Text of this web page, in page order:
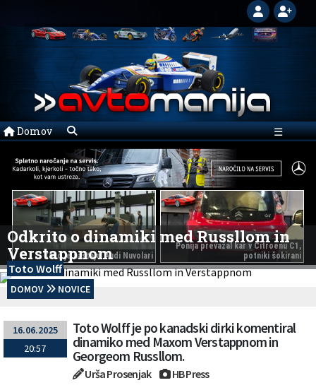
Domov ☰
Kako je nastajal Audi Nuvolari
Ponija prevažal kar v Citroenu C1,
potniki šokirani
DOMOV NOVICE
Odkrito o dinamiki med Russllom in
Verstappnom
Toto Wolff
16.06.2025
20:57
Toto Wolff je po kanadski dirki komentiral
dinamiko med Maxom Verstappnom in
Georgeom Russllom.
Urša Prosenjak HB Press